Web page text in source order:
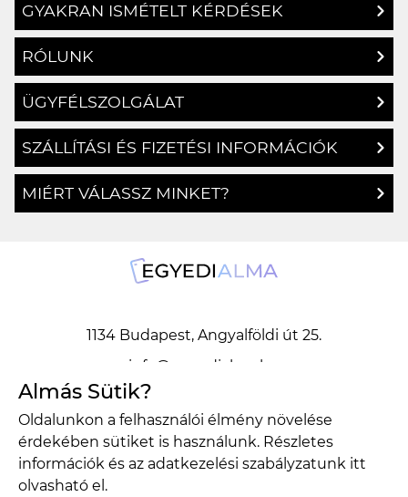
GYAKRAN ISMÉTELT KÉRDÉSEK
RÓLUNK
ÜGYFÉLSZOLGÁLAT
SZÁLLÍTÁSI ÉS FIZETÉSI INFORMÁCIÓK
MIÉRT VÁLASSZ MINKET?
1134 Budapest, Angyalföldi út 25.
info@egyedialma.hu
1134 Budapest, Angyalföldi út 25.
info@egyedialma.hu
Almás Sütik?
Oldalunkon a felhasználói élmény növelése
érdekében sütiket is használunk. Részletes
információk és az adatkezelési szabályzatunk itt
olvasható el.